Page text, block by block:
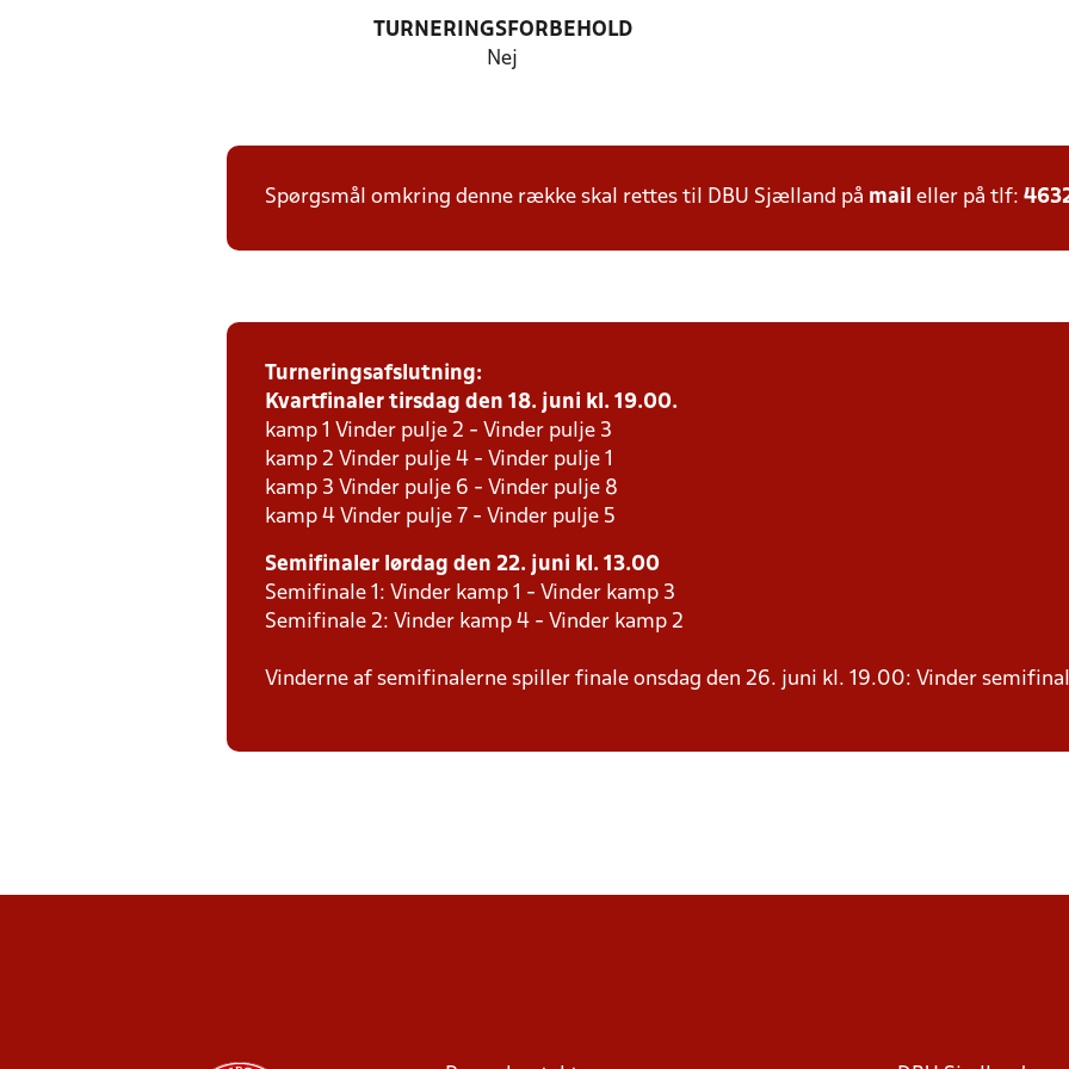
TURNERINGSFORBEHOLD
Nej
Spørgsmål omkring denne række skal rettes til DBU Sjælland på mail eller på tlf:
Turneringsafslutning:
Kvartfinaler tirsdag den 18. juni kl. 19.00.
kamp 1 Vinder pulje 2 - Vinder pulje 3
kamp 2 Vinder pulje 4 - Vinder pulje 1
kamp 3 Vinder pulje 6 - Vinder pulje 8
kamp 4 Vinder pulje 7 - Vinder pulje 5
Semifinaler lørdag den 22. juni kl. 13.00
Semifinale 1: Vinder kamp 1 - Vinder kamp 3
Semifinale 2: Vinder kamp 4 - Vinder kamp 2
Vinderne af semifinalerne spiller finale onsdag den 26. juni kl. 19.00: Vinder